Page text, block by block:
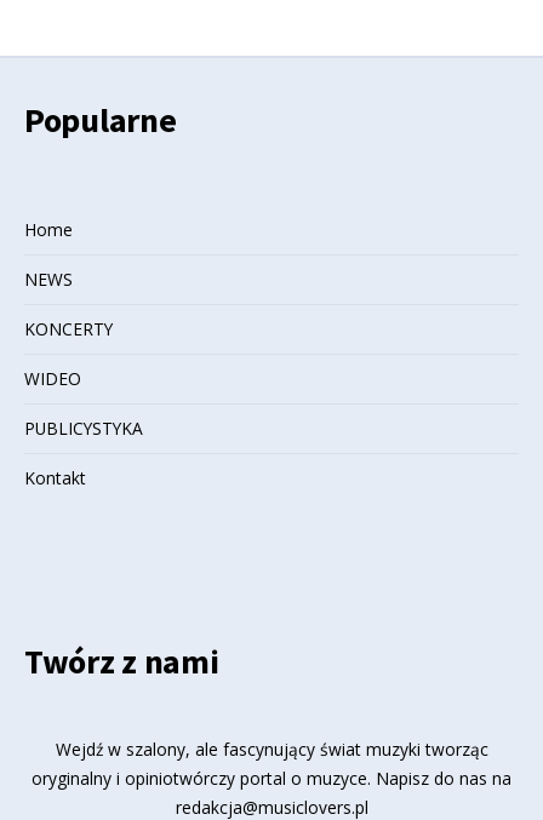
Popularne
Home
NEWS
KONCERTY
WIDEO
PUBLICYSTYKA
Kontakt
Twórz z nami
Wejdź w szalony, ale fascynujący świat muzyki tworząc
oryginalny i opiniotwórczy portal o muzyce. Napisz do nas na
redakcja@musiclovers.pl